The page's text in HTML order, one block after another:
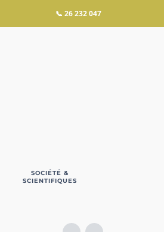
📞 26 232 047
SOCIÉTÉ &
SCIENTIFIQUES